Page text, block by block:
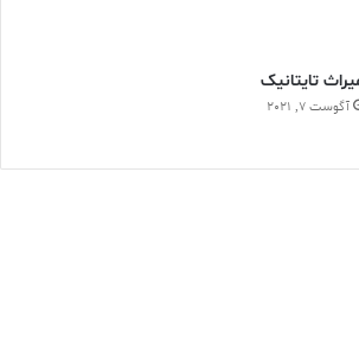
تايتانيک
آگوست 7, 2021